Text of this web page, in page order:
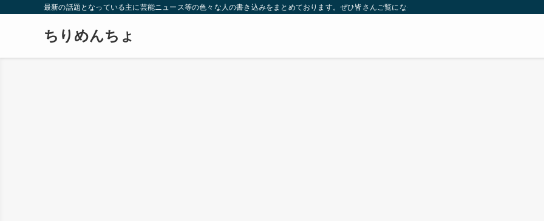
最新の話題となっている主に芸能ニュース等の色々な人の書き込みをまとめております。ぜひ皆さんご覧になっていってください。
ちりめんちょ